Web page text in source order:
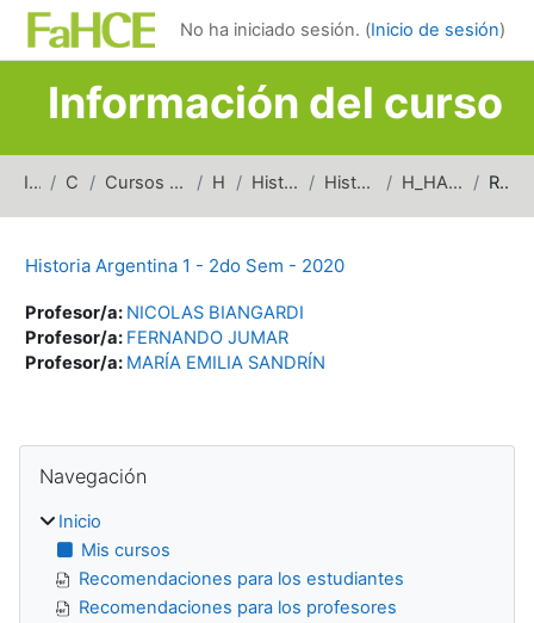
Salta al contenido principal
No ha iniciado sesión. (Inicio de sesión)
Información del curso
Inicio Cursos Cursos de carreras de grado Historia Historia Argentina Historia Argentina 1 H_HA1_2doSem_2020 Resumen
Historia Argentina 1 - 2do Sem - 2020
Profesor/a: NICOLAS BIANGARDI
Profesor/a: FERNANDO JUMAR
Profesor/a: MARÍA EMILIA SANDRÍN
Bloques
Navegación
Inicio
Mis cursos
Recomendaciones para los estudiantes
Recomendaciones para los profesores